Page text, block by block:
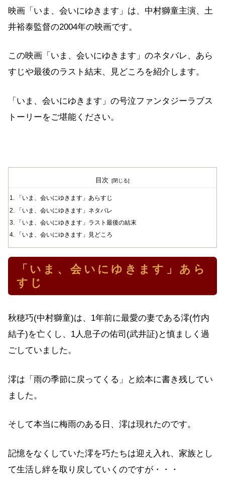
映画「いま、会いにゆきます」は、中村獅童主演、土
井裕泰監督の2004年の映画です。
この映画「いま、会いにゆきます」のネタバレ、あら
すじや最後のラスト結末、見どころを紹介します。
「いま、会いにゆきます」の号泣ファンタジーラブス
トーリーをご堪能ください。
目次
「いま、会いにゆきます」あらすじ
「いま、会いにゆきます」ネタバレ
「いま、会いにゆきます」ラスト最後の結末
「いま、会いにゆきます」見どころ
「いま、会いにゆきます」あら
すじ
秋穂巧(中村獅童)は、1年前に最愛の妻である澪(竹内
結子)を亡くし、1人息子の佑司(武井証)と慎ましく過
ごしていました。
澪は「雨の季節に戻ってくる」と絵本に書き残してい
ました。
そして本当に梅雨のある日、澪は現れたのです。
記憶をなくしていた澪を巧たちは迎え入れ、家族とし
て生活し絆を取り戻していくのですが・・・